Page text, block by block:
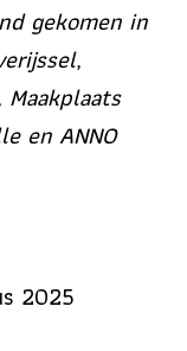
gekomen in
en ANNO
2025